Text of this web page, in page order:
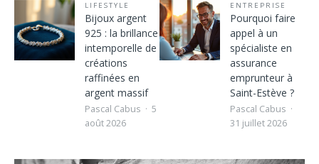
LIFESTYLE
Bijoux argent
925 : la brillance
intemporelle de
créations
raffinées en
argent massif
Pascal Cabus
5
août 2026
ENTREPRISE
Pourquoi faire
appel à un
spécialiste en
assurance
emprunteur à
Saint-Estève ?
Pascal Cabus
31 juillet 2026